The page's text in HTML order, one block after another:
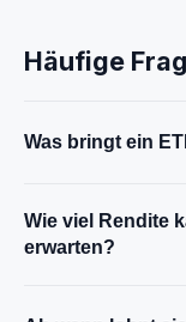
Häufige
Was bringt ein
Wie viel Rendite
erwarten?